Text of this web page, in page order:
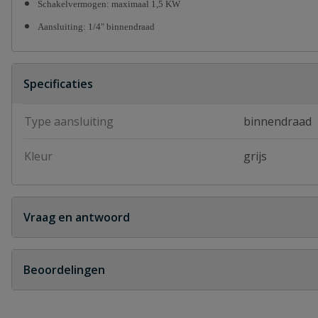
Schakelvermogen: maximaal 1,5 KW
Aansluiting: 1/4" binnendraad
Specificaties
Type aansluiting binnendraad
Kleur grijs
Vraag en antwoord
Geen vragen
Beoordelingen